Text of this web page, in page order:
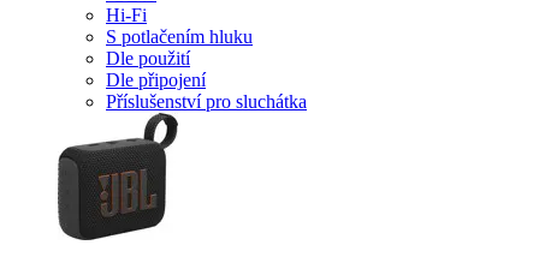
Hi-Fi
S potlačením hluku
Dle použití
Dle připojení
Příslušenství pro sluchátka